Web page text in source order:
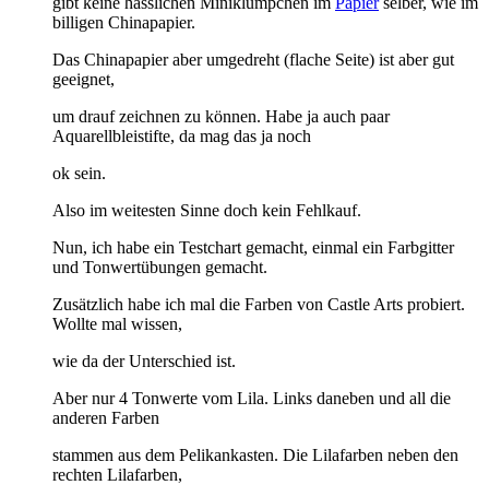
billigen Chinapapier.
Das Chinapapier aber umgedreht (flache Seite) ist aber gut
geeignet,
um drauf zeichnen zu können. Habe ja auch paar
Aquarellbleistifte, da mag das ja noch
ok sein.
Also im weitesten Sinne doch kein Fehlkauf.
Nun, ich habe ein Testchart gemacht, einmal ein Farbgitter
und Tonwertübungen gemacht.
Zusätzlich habe ich mal die Farben von Castle Arts probiert.
Wollte mal wissen,
wie da der Unterschied ist.
Aber nur 4 Tonwerte vom Lila. Links daneben und all die
anderen Farben
stammen aus dem Pelikankasten. Die Lilafarben neben den
rechten Lilafarben,